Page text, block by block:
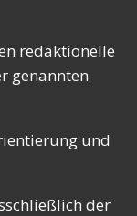
redaktionelle
genannten
und
der